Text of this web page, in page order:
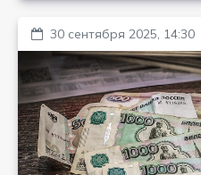
30 сентября 2025, 14:30